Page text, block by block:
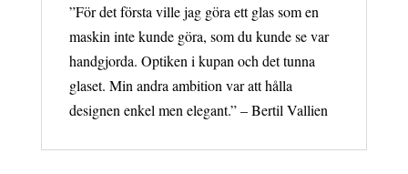
”För det första ville jag göra ett glas som en
maskin inte kunde göra, som du kunde se var
handgjorda. Optiken i kupan och det tunna
glaset. Min andra ambition var att hålla
designen enkel men elegant.” – Bertil Vallien